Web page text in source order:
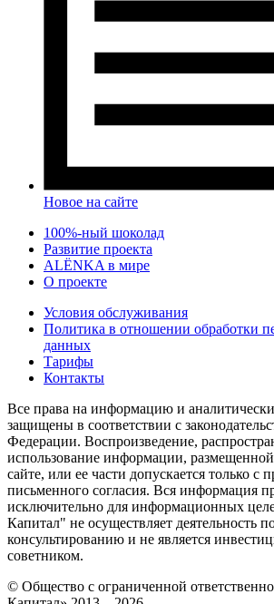
Новое на сайте
100%-ный шоколад
Развитие проекта
ALЁNKA в мире
О проекте
Условия обслуживания
Политика в отношении обработки
данных
Тарифы
Контакты
Все права на информацию и
защищены в соответствии с
Федерации. Воспроизведение,
использование информации,
сайте, или ее части допускается только с
письменного согласия. Вся информация
исключительно для информационных
Капитал" не осуществляет деятельность
консультированию и не является
советником.
© Общество с ограниченной